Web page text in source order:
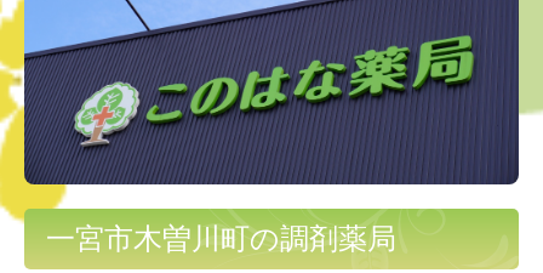
採用情報
掲示事項
一宮市木曽川町の調剤薬局